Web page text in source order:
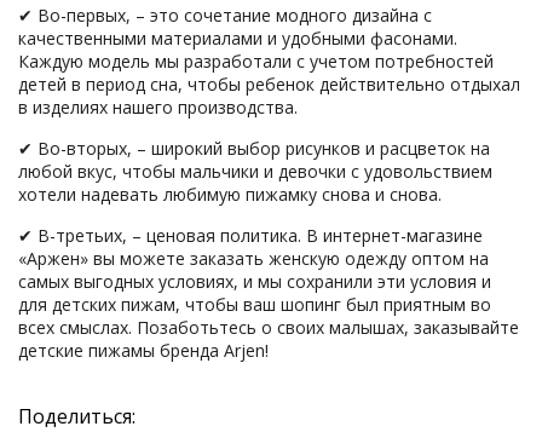
✔ Во-первых, – это сочетание модного дизайна с
качественными материалами и удобными фасонами.
Каждую модель мы разработали с учетом потребностей
детей в период сна, чтобы ребенок действительно отдыхал
в изделиях нашего производства.
✔ Во-вторых, – широкий выбор рисунков и расцветок на
любой вкус, чтобы мальчики и девочки с удовольствием
хотели надевать любимую пижамку снова и снова.
✔ В-третьих, – ценовая политика. В интернет-магазине
«Аржен» вы можете заказать женскую одежду оптом на
самых выгодных условиях, и мы сохранили эти условия и
для детских пижам, чтобы ваш шопинг был приятным во
всех смыслах. Позаботьтесь о своих малышах, заказывайте
детские пижамы бренда Arjen!
Поделиться: